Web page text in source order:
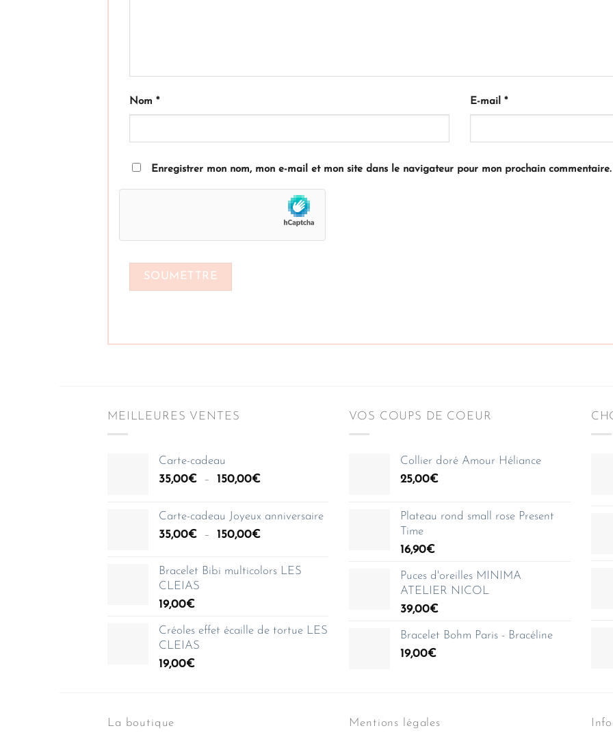
Nom * E-mail *
Enregistrer mon nom, mon e-mail et mon site dans le navigateur pour mon prochain commentaire.
MEILLEURES VENTES
Carte-cadeau
35,00€ – 150,00€Plage
à
Carte-cadeau Joyeux anniversaire
35,00€ – 150,00€Plage
prix :
Bracelet Bibi multicolors LES
CLEIAS
19,00€
Créoles effet écaille de tortue LES
CLEIAS
19,00€
VOS COUPS DE COEUR
Collier doré Amour Héliance
25,00€
Plateau rond small rose Present
Time
16,90€
Puces d'oreilles MINIMA
ATELIER NICOL
39,00€
Bracelet Bohm Paris - Bracéline
19,00€
La boutique Mentions légales